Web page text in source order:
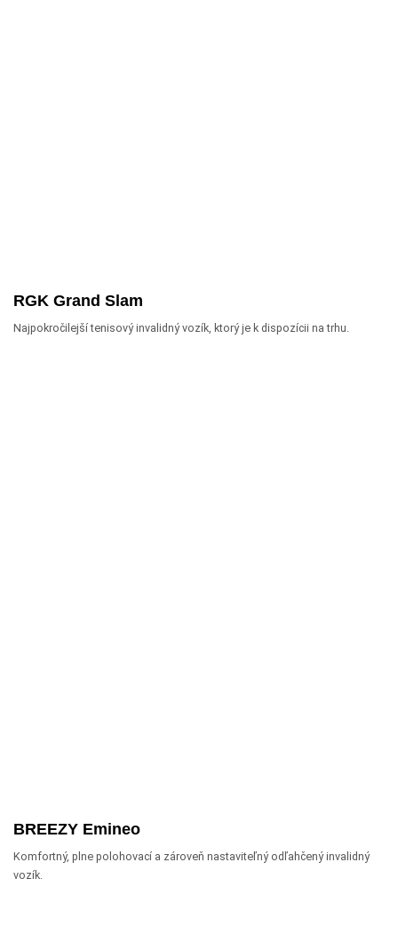
RGK Grand Slam
Najpokročilejší tenisový invalidný vozík, ktorý je k dispozícii na trhu.
BREEZY Emineo
Komfortný, plne polohovací a zároveň nastaviteľný odľahčený invalidný
vozík.